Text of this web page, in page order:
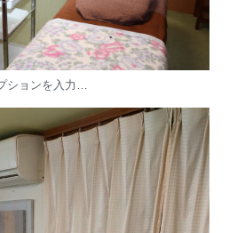
ションを入力…